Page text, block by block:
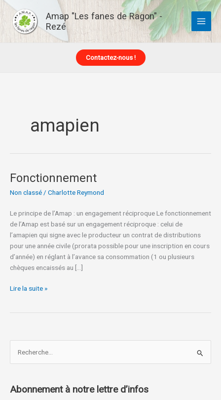
Aller
contenu
Amap "Les fanes de Ragon" -
Rezé
Contactez-nous !
amapien
Fonctionnement
Non classé / Charlotte Reymond
Le principe de l’Amap : un engagement réciproque Le fonctionnement
de l’Amap est basé sur un engagement réciproque : celui de
l’amapien qui signe avec le producteur un contrat de distributions
pour une année civile (prorata possible pour une inscription en cours
d’année) en réglant à l’avance sa consommation (1 ou plusieurs
chèques encaissés au […]
Fonctionnement
Lire la suite »
h
Abonnement à notre lettre d’infos